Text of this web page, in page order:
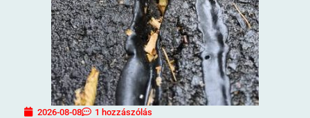
2026-08-08 1 hozzászólás